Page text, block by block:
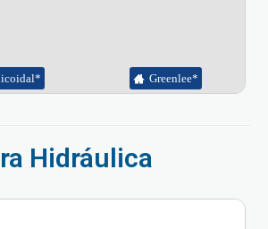
Greenlee*
Hidráulica